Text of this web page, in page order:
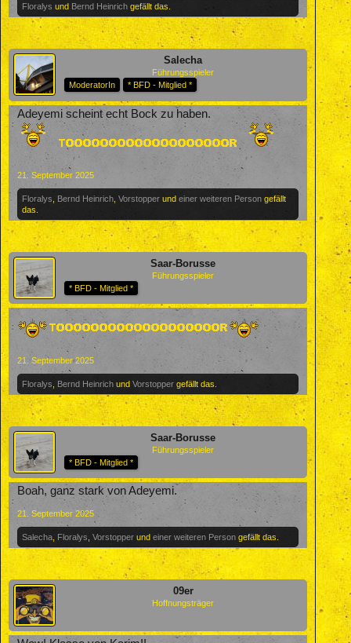
Floralys und Bernd Heinrich gefällt das.
Salecha
Führungsspieler
ModeratorIn
* BFD - Mitglied *
Adeyemi scheint echt Bock zu haben.
21. September 2025
Floralys Bernd Heinrich Vorstopper und einer weiteren Person gefällt
das.
Saar-Borusse
Führungsspieler
* BFD - Mitglied *
21. September 2025
Floralys Bernd Heinrich und Vorstopper gefällt das.
Saar-Borusse
Führungsspieler
* BFD - Mitglied *
Boah, ganz stark von Adeyemi.
21. September 2025
Salecha Floralys Vorstopper und einer weiteren Person gefällt das.
09er
Hoffnungsträger